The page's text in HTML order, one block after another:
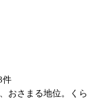
件
おさまる地位。くら